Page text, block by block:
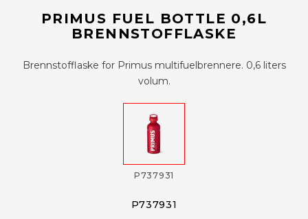
PRIMUS FUEL BOTTLE 0,6L
BRENNSTOFFLASKE
Brennstofflaske for Primus multifuelbrennere. 0,6 liters
volum.
P737931
P737931